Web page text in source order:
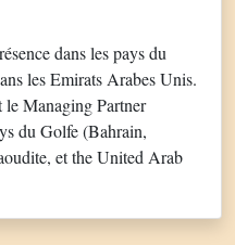
dans les pays du
les Emirats Arabes Unis.
le Managing Partner
du Golfe (Bahrain,
et the United Arab